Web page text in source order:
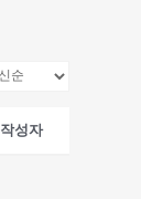
작성자